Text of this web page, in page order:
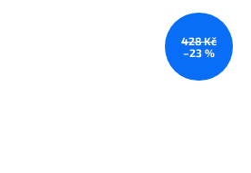
428 Kč
–23 %